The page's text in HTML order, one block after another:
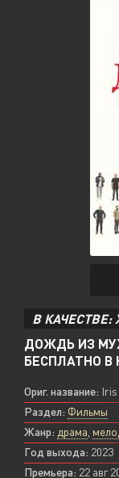
В КАЧЕСТВЕ:
ДОЖДЬ ИЗ
БЕСПЛАТНО В
Ориг. название:
Раздел: Фильмы
Жанр: драма
Год выхода: 2023
Премьера: 22 авг